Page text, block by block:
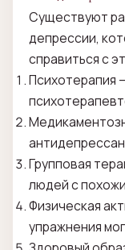
Существуют
депрессии,
справиться с
Психотерапия
Групповая
людей с
Физическая
упражнения